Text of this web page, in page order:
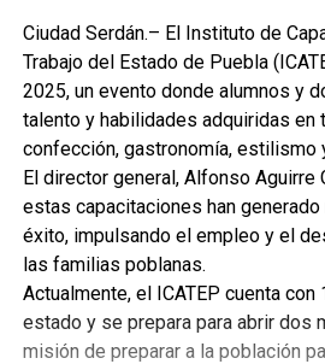
Ciudad Serdán.– El Instituto de
Trabajo del Estado de Puebla
2025, un evento donde alumnos y
talento y habilidades adquiridas en
confección, gastronomía, estilismo
El director general, Alfonso Aguirre
estas capacitaciones han
éxito, impulsando el empleo y el
las familias poblanas.
Actualmente, el ICATEP cuenta
estado y se prepara para abrir dos
misión de preparar a la población